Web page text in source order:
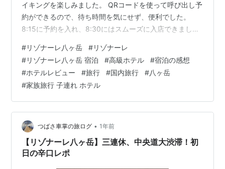
イキングを楽しみました。 QRコードを使って呼び出し予
約ができるので、待ち時間を気にせず、便利でした。
8:15に予約を入れ、8:30にはスムーズに入店できまし
め、少し迷ってしまったのは残念でしたが、バイキング
の内容は一人2,800円という価格に見合った充実したもの
で、満足でした。 朝食後は、渋滞を避けるため10:30に
早めのチェックアウト。 渋滞に備え、道の駅はくしゅう
で買出し そして、正午ちょうどに出発！本来であれば2
時間…
#リゾナーレ八ヶ岳 #リゾナーレ
#リゾナーレ八ヶ岳 宿泊 #高級ホテル #宿泊の感想
#ホテルレビュー #旅行 #国内旅行 #八ヶ岳
#家族旅行 子連れ ホテル
つばさ車掌の旅ログ • 1年前
【リゾナーレ八ヶ岳】三連休、中央道大渋滞！初
日の辛口レポ